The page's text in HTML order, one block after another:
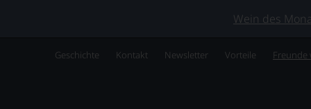
Wein des
Geschichte Kontakt Newsletter Vorteile Freunde